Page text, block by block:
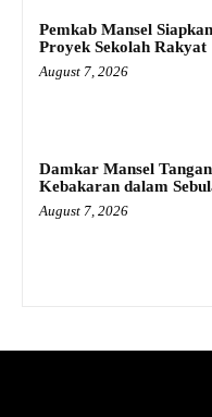
Pemkab Mansel
Proyek Sekolah Rakyat
August 7, 2026
Damkar Mansel
Kebakaran dalam
August 7, 2026